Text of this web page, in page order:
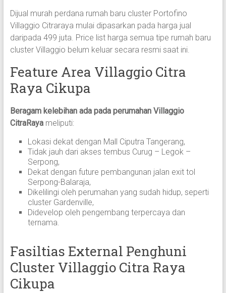
Dijual murah perdana rumah baru cluster Portofino
Villaggio Citraraya mulai dipasarkan pada harga jual
daripada 499 juta. Price list harga semua tipe rumah baru
cluster Villaggio belum keluar secara resmi saat ini.
Feature Area Villaggio Citra
Raya Cikupa
Beragam kelebihan ada pada perumahan Villaggio
CitraRayameliputi:
Lokasi dekat dengan Mall Ciputra Tangerang,
Tidak jauh dari akses tembus Curug – Legok –
Serpong,
Dekat dengan future pembangunan jalan exit tol
Serpong-Balaraja,
Dikelilingi oleh perumahan yang sudah hidup, seperti
cluster Gardenville,
Didevelop oleh pengembang terpercaya dan
ternama.
Fasiltias External Penghuni
Cluster Villaggio Citra Raya
Cikupa